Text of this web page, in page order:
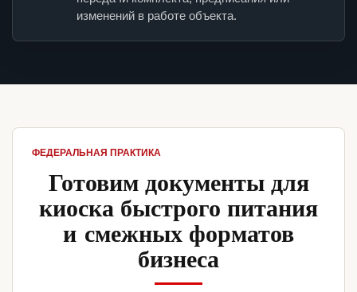
изменений в работе объекта.
ФЕДЕРАЛЬНАЯ ПРАКТИКА
Готовим документы для
киоска быстрого питания
и смежных форматов
бизнеса